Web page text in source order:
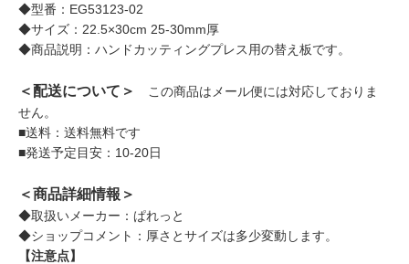
◆型番：EG53123-02
◆サイズ：22.5×30cm 25-30mm厚
◆商品説明：ハンドカッティングプレス用の替え板です。
＜配送について＞
この商品はメール便には対応しておりま
せん。
■送料：送料無料です
■発送予定目安：10-20日
＜商品詳細情報＞
◆取扱いメーカー：ぱれっと
◆ショップコメント：厚さとサイズは多少変動します。
【注意点】